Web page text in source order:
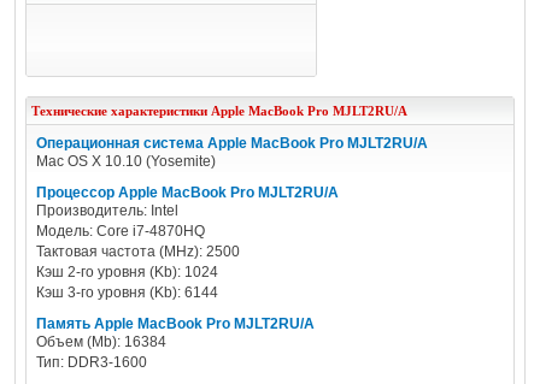
Технические характеристики Apple MacBook Pro MJLT2RU/A
Операционная система Apple MacBook Pro MJLT2RU/A
Mac OS X 10.10 (Yosemite)
Процессор Apple MacBook Pro MJLT2RU/A
Производитель: Intel
Модель: Core i7-4870HQ
Тактовая частота (MHz): 2500
Кэш 2-го уровня (Kb): 1024
Кэш 3-го уровня (Kb): 6144
Память Apple MacBook Pro MJLT2RU/A
Объем (Mb): 16384
Тип: DDR3-1600